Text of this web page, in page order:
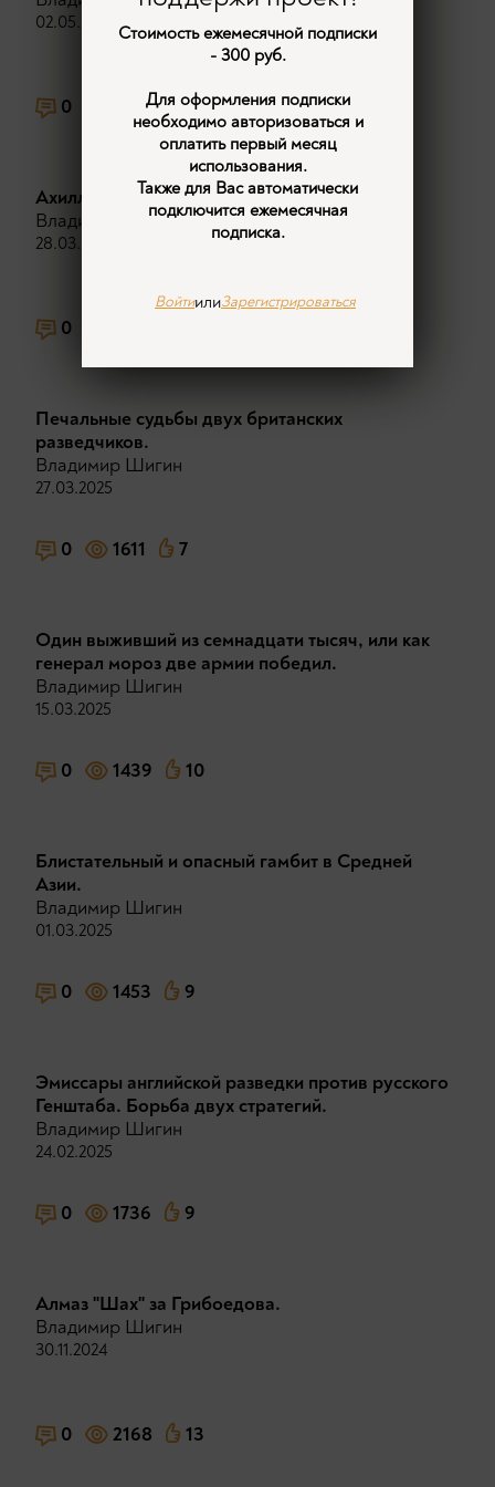
02.05.2025
0 2568 11
Ахиллесова пята Британской короны.
Владимир Шигин
28.03.2025
0
Печальные судьбы двух британских
разведчиков.
Владимир Шигин
27.03.2025
0 1611 7
Один выживший из семнадцати тысяч, или как
генерал мороз две армии победил.
Владимир Шигин
15.03.2025
0 1439 10
Блистательный и опасный гамбит в Средней
Азии.
Владимир Шигин
01.03.2025
0 1453 9
Эмиссары английской разведки против русского
Генштаба. Борьба двух стратегий.
Владимир Шигин
24.02.2025
0 1736 9
Алмаз "Шах" за Грибоедова.
Владимир Шигин
30.11.2024
0 2168 13
Стоимость ежемесячной подписки
- 300 руб.
Для оформления подписки
необходимо авторизоваться и
оплатить первый месяц
использования.
Также для Вас автоматически
подключится ежемесячная
подписка.
ВойтиилиЗарегистрироваться